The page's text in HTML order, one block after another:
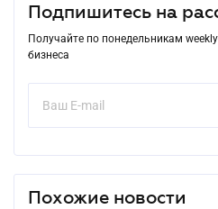
Подпишитесь на
Получайте по понедельникам
бизнеса
Похожие новости